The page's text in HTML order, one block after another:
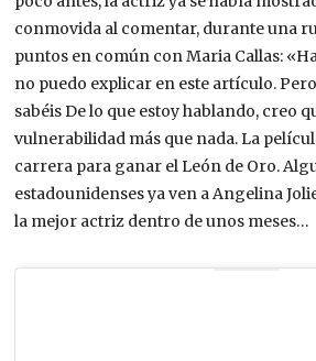
conmovida al comentar, durante una
puntos en común con Maria Callas:
no puedo explicar en este artículo.
sabéis De lo que estoy hablando, creo
vulnerabilidad más que nada. La
carrera para ganar el León de Oro.
estadounidenses ya ven a Angelina
la mejor actriz dentro de unos meses…